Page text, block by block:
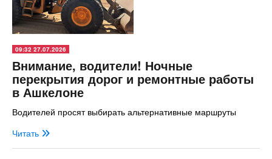
09:32 27.07.2026
Внимание, водители! Ночные
перекрытия дорог и ремонтные работы
в Ашкелоне
Водителей просят выбирать альтернативные маршруты
Читать